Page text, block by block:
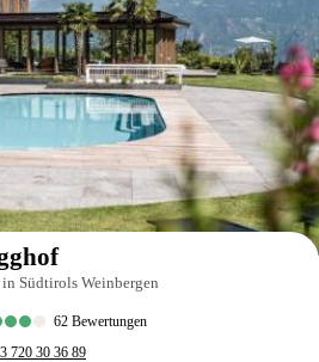
Auf der Karte anzeigen
Südtirols Weinbergen
62 Bewertungen
720 30 36 89